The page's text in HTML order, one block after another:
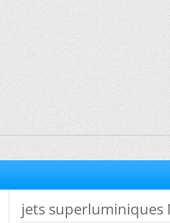
jets superluminiques